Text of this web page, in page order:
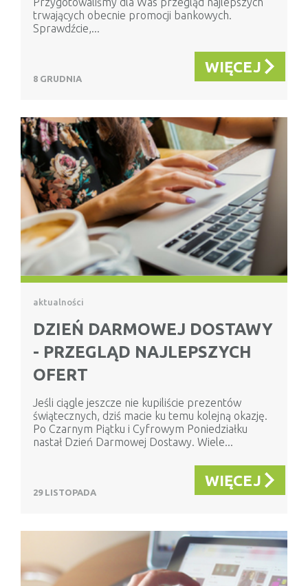
trwających obecnie promocji bankowych.
Sprawdźcie,...
8 GRUDNIA
WIĘCEJ
aktualności
DZIEŃ DARMOWEJ DOSTAWY
- PRZEGLĄD NAJLEPSZYCH
OFERT
Jeśli ciągle jeszcze nie kupiliście prezentów
świątecznych, dziś macie ku temu kolejną okazję.
Po Czarnym Piątku i Cyfrowym Poniedziałku
nastał Dzień Darmowej Dostawy. Wiele...
29 LISTOPADA
WIĘCEJ